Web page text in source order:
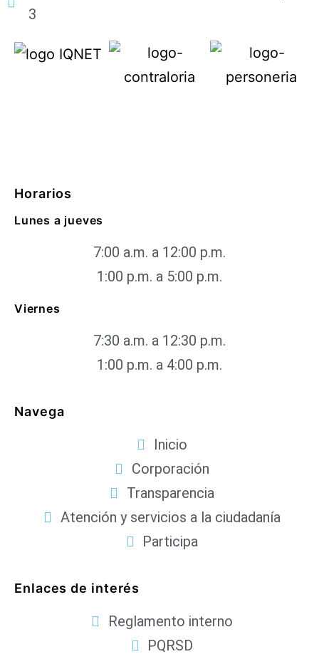
3
Horarios
Lunes a jueves
7:00 a.m. a 12:00 p.m.
1:00 p.m. a 5:00 p.m.
Viernes
7:30 a.m. a 12:30 p.m.
1:00 p.m. a 4:00 p.m.
Navega
Inicio
Corporación
Transparencia
Atención y servicios a la ciudadanía
Participa
Enlaces de interés
Reglamento interno
PQRSD